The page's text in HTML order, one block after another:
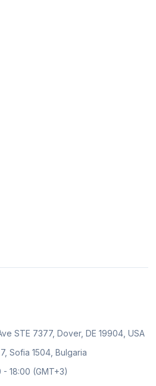
STE 7377, Dover, DE 19904, USA
Sofia 1504, Bulgaria
18:00 (GMT+3)